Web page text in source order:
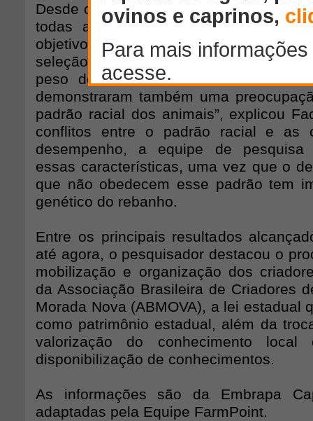
Desde o início, buscou-se a
todas as etapas do Programa,
objetivos que se desejava alcançar
seleção. “Eles decidiram que queriam
peso dos animais, melhorar a
demonstraram também uma
padrão racial dos animais”, explicou
conflitos entre o padrão racial e as
desempenho, a equipe de pesquisa
essas características, uma vez que o
que não obedecem esse padrão tem
genético do rebanho.
Entre os principais resultados
até agora, o pesquisador destacou o
mobilização e organização dos
da Associação Brasileira de Criadores
Morada Nova (ABMOVA), a lei estadual
como patrimônio estadual, além da
valorização do conhecimento
disponibilização de conhecimentos.
As informações são da Embrapa
adaptadas pela Equipe FarmPoint.